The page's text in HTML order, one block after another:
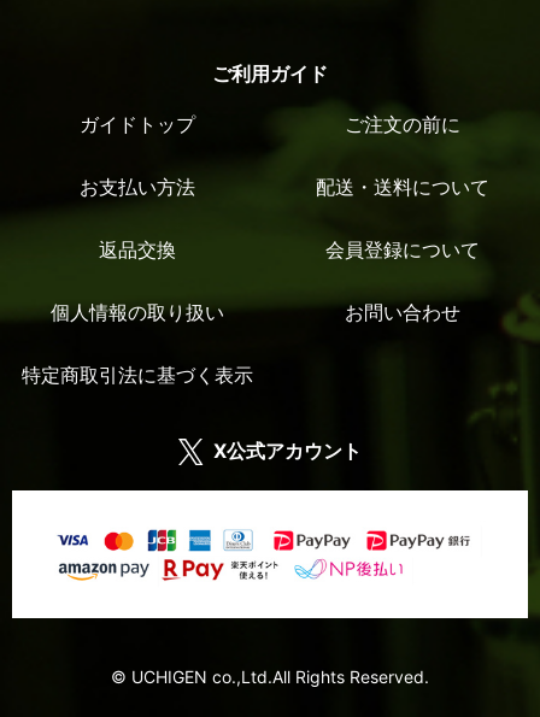
ご利用ガイド
ガイドトップ ご注文の前に
お支払い方法 配送・送料について
返品交換 会員登録について
個人情報の取り扱い お問い合わせ
特定商取引法に基づく表示
X公式アカウント
© UCHIGEN co.,Ltd.All Rights Reserved.